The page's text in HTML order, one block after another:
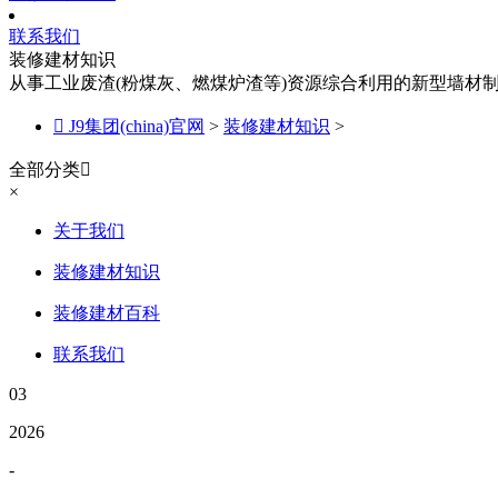
联系我们
装修建材知识
从事工业废渣(粉煤灰、燃煤炉渣等)资源综合利用的新型墙材
 J9集团(china)官网 > 装修建材知识 >
全部分类
×
关于我们
装修建材知识
装修建材百科
联系我们
03
2026
-